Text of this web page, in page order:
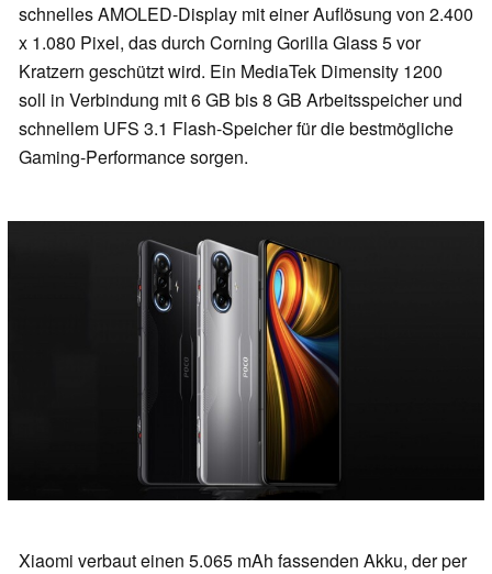
schnelles AMOLED-Display mit einer Auflösung von 2.400
x 1.080 Pixel, das durch Corning Gorilla Glass 5 vor
Kratzern geschützt wird. Ein MediaTek Dimensity 1200
soll in Verbindung mit 6 GB bis 8 GB Arbeitsspeicher und
schnellem UFS 3.1 Flash-Speicher für die bestmögliche
Gaming-Performance sorgen.
Xiaomi verbaut einen 5.065 mAh fassenden Akku, der per